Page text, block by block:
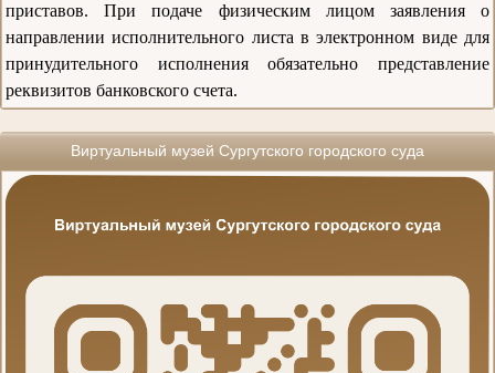
приставов. При подаче физическим лицом заявления о
направлении исполнительного листа в электронном виде для
принудительного исполнения обязательно представление
реквизитов банковского счета.
Виртуальный музей Сургутского городского суда